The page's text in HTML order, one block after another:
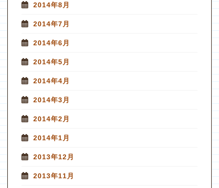
2014年8月
2014年7月
2014年6月
2014年5月
2014年4月
2014年3月
2014年2月
2014年1月
2013年12月
2013年11月